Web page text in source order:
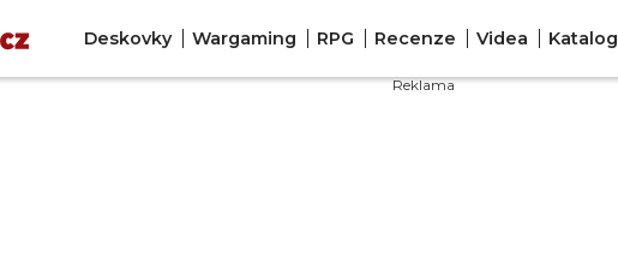
Deskovky Wargaming RPG Recenze Videa Katalog